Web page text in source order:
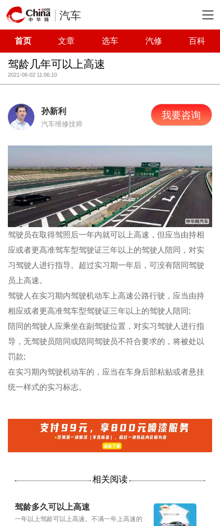
汽车
首页 文章 选车 汽修 百科
驾龄几年可以上高速
2021-06-02 11:06:10
孙新利
汽车维修技师
我要咨询
驾驶员在取得驾照后一年内就可以上高速，但应当由持相
应或者更高准驾车型驾驶证三年以上的驾驶人陪同，对实
习驾驶人进行指导。超过实习期一年后，可没有陪同驾驶
员上高速。
驾驶人在实习期内驾驶机动车上高速公路行驶，应当由持
相应或者更高准驾车型驾驶证三年以上的驾驶人陪同;
陪同的驾驶人应乘坐在副驾驶位置，对实习驾驶人进行指
导，无驾驶员陪同或陪同驾驶员不符合要求的，将被处以
罚款;
在实习期内驾驶机动车的，应当在车身后部粘贴或者悬挂
统一样式的实习标志。
相关阅读
驾龄多久可以上高速
一年以上驾龄可以上高速。不满一年上高速的